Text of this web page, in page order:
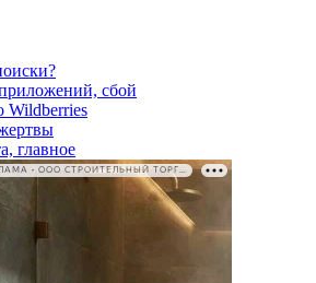
сбой
Wildberries
главное
РЕКЛАМА • ООО СТРОИТЕЛЬНЫЙ ТОРГОВЫЙ ДОМ «ПЕТРОВИЧ». ИНН: 7802348846